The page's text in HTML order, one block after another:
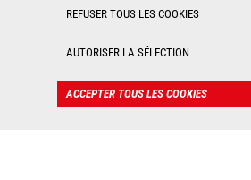
Used Manitou Machines
Boutique de produits dérivés
Manitou Group Attachments
CONTACT
REFUSER TOUS LES COOKIES
AUTORISER LA SÉLECTION
ACCEPTER TOUS LES COOKIES